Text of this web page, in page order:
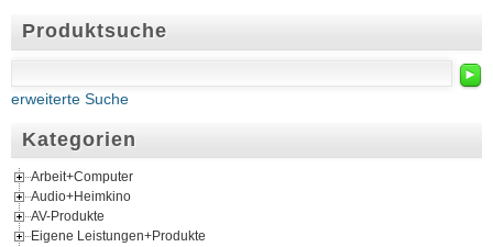
Produktsuche
►
erweiterte Suche
Kategorien
Arbeit+Computer
Audio+Heimkino
AV-Produkte
Eigene Leistungen+Produkte